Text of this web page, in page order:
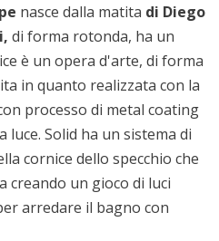
nasce dalla matita di Diego
di forma rotonda, ha un
è un opera d'arte, di forma
in quanto realizzata con la
processo di metal coating
Solid ha un sistema di
cornice dello specchio che
creando un gioco di luci
arredare il bagno con